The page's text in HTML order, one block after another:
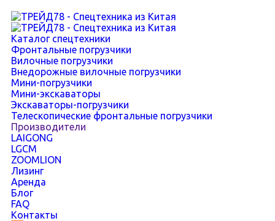
Каталог спецтехники
Фронтальные погрузчики
Вилочные погрузчики
Внедорожные вилочные погрузчики
Мини-погрузчики
Мини-экскаваторы
Экскаваторы-погрузчики
Телескопические фронтальные погрузчики
Производители
LAIGONG
LGCM
ZOOMLION
Лизинг
Аренда
Блог
FAQ
Контакты